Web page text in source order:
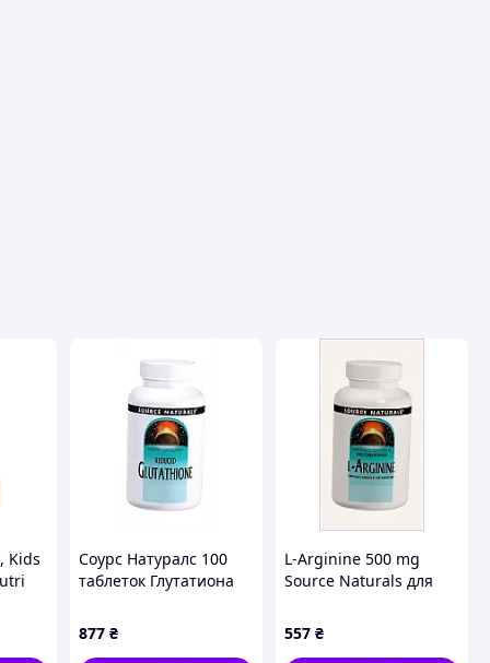
Kids
Соурс Натуралс 100
таблеток Глутатиона
сердечно-сосудистой
системы 187PP824A8
877 ₴
L-Arginine 500 mg
Source Naturals для
E1X771746
557 ₴